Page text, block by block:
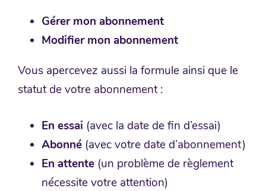
Gérer mon abonnement
Modifier mon abonnement
Vous apercevez aussi la formule ainsi que le
statut de votre abonnement :
En essai (avec la date de fin d’essai)
Abonné (avec votre date d’abonnement)
En attente (un problème de règlement
nécessite votre attention)